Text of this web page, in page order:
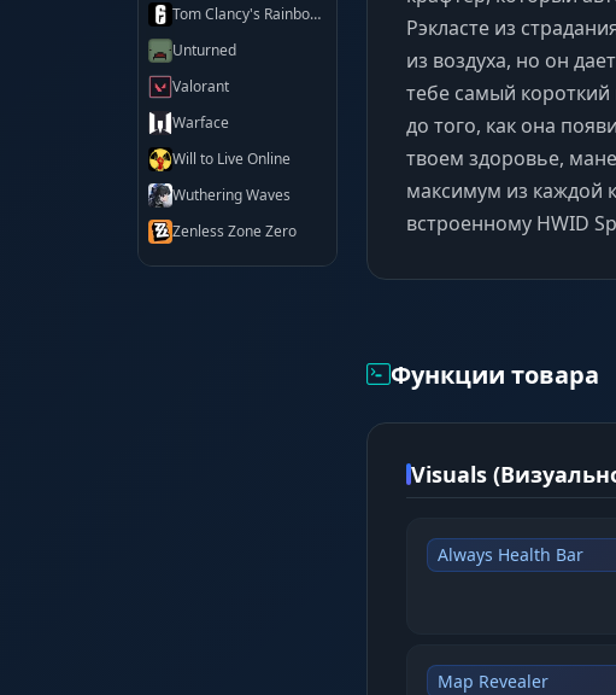
Tom Clancy's Rainbow Six Siege X
Unturned
Valorant
Warface
Will to Live Online
Wuthering Waves
Zenless Zone Zero
Рэкласте из
из воздуха, но он
тебе самый короткий
до того, как она
твоем здоровье,
максимум из каждой
встроенному HWID
Функции товара
Visuals
Always Health Bar
Map Revealer